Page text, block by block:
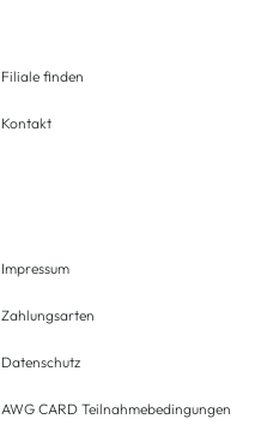
Filiale finden
Kontakt
Impressum
Zahlungsarten
Datenschutz
AWG CARD Teilnahmebedingungen